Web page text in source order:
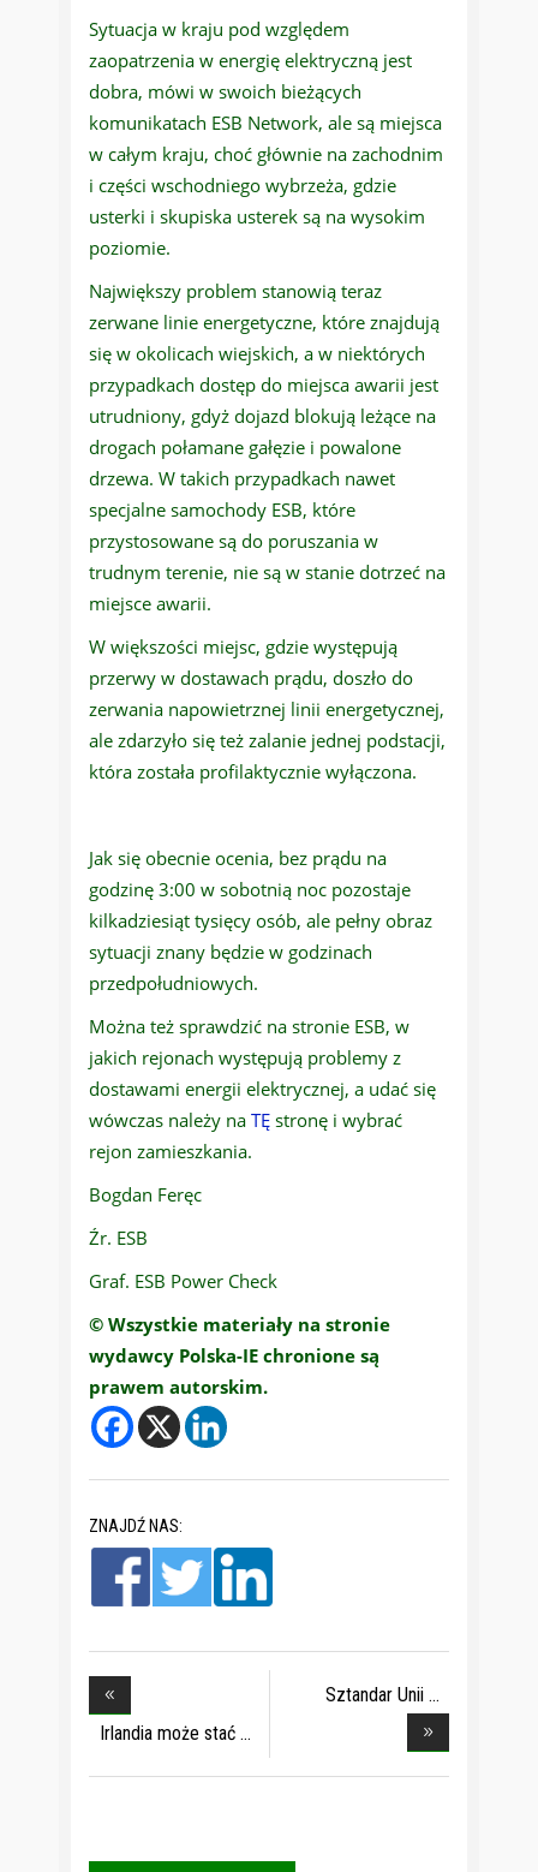
Sytuacja w kraju pod względem
zaopatrzenia w energię elektryczną jest
dobra, mówi w swoich bieżących
komunikatach ESB Network, ale są miejsca
w całym kraju, choć głównie na zachodnim
i części wschodniego wybrzeża, gdzie
usterki i skupiska usterek są na wysokim
poziomie.
Największy problem stanowią teraz
zerwane linie energetyczne, które znajdują
się w okolicach wiejskich, a w niektórych
przypadkach dostęp do miejsca awarii jest
utrudniony, gdyż dojazd blokują leżące na
drogach połamane gałęzie i powalone
drzewa. W takich przypadkach nawet
specjalne samochody ESB, które
przystosowane są do poruszania w
trudnym terenie, nie są w stanie dotrzeć na
miejsce awarii.
W większości miejsc, gdzie występują
przerwy w dostawach prądu, doszło do
zerwania napowietrznej linii energetycznej,
ale zdarzyło się też zalanie jednej podstacji,
która została profilaktycznie wyłączona.
Jak się obecnie ocenia, bez prądu na
godzinę 3:00 w sobotnią noc pozostaje
kilkadziesiąt tysięcy osób, ale pełny obraz
sytuacji znany będzie w godzinach
przedpołudniowych.
Można też sprawdzić na stronie ESB, w
jakich rejonach występują problemy z
dostawami energii elektrycznej, a udać się
wówczas należy na TĘ stronę i wybrać
rejon zamieszkania.
Bogdan Feręc
Źr. ESB
Graf. ESB Power Check
© Wszystkie materiały na stronie
wydawcy Polska-IE chronione są
prawem autorskim.
ZNAJDŹ NAS:
Irlandia może stać
Sztandar Unii